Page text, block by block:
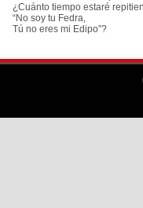
¿Cuánto tiempo estaré
“No soy tu Fedra,
Tú no eres mi Edipo”?